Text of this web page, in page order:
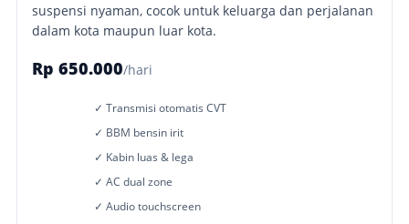
suspensi nyaman, cocok untuk keluarga dan perjalanan
dalam kota maupun luar kota.
Rp 650.000/hari
✓ Transmisi otomatis CVT
✓ BBM bensin irit
✓ Kabin luas & lega
✓ AC dual zone
✓ Audio touchscreen